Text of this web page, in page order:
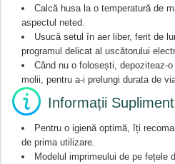
Calcă husa la o temperatură de
aspectul neted.
Usucă setul în aer liber, ferit de
programul delicat al uscătorului
Când nu o folosești, depoziteaz-
molii, pentru a-i prelungi durata de
Informații
Pentru o igienă optimă, îți
de prima utilizare.
Modelul imprimeului de pe fețele